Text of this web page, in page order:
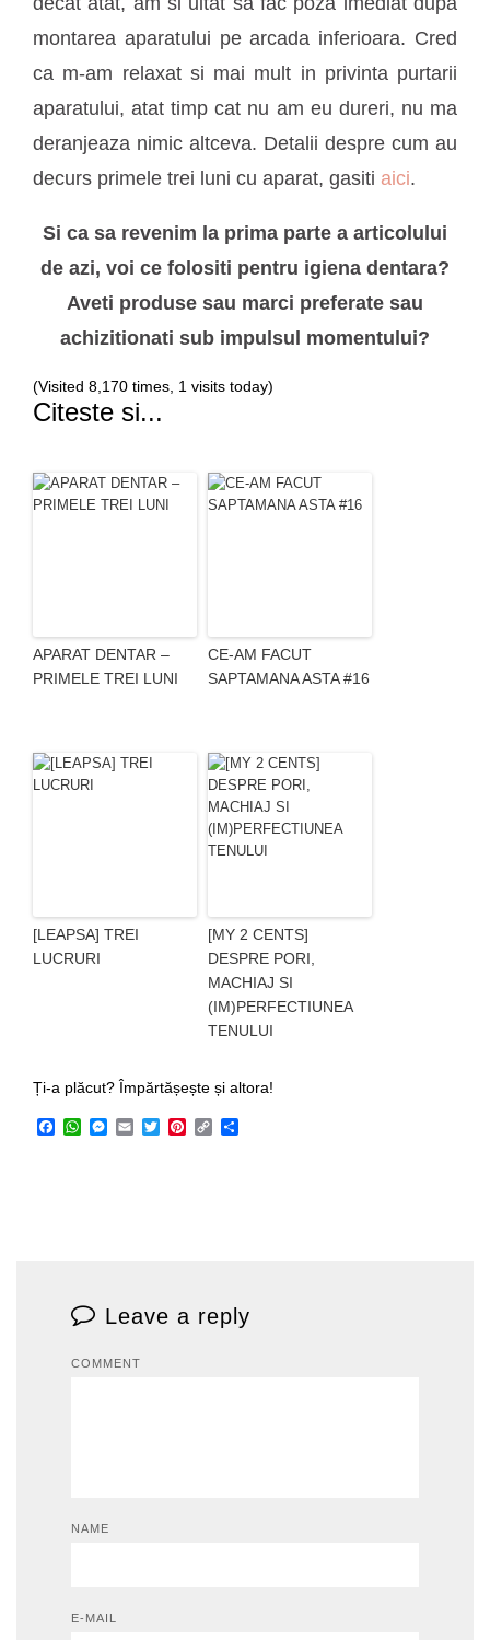
montarea aparatului pe arcada inferioara. Cred
ca m-am relaxat si mai mult in privinta purtarii
aparatului, atat timp cat nu am eu dureri, nu ma
deranjeaza nimic altceva. Detalii despre cum au
decurs primele trei luni cu aparat, gasiti aici.
Si ca sa revenim la prima parte a articolului
de azi, voi ce folositi pentru igiena dentara?
Aveti produse sau marci preferate sau
achizitionati sub impulsul momentului?
(Visited 8,170 times, 1 visits today)
Citeste si...
APARAT DENTAR –
PRIMELE TREI LUNI
CE-AM FACUT
SAPTAMANA ASTA #16
[LEAPSA] TREI
LUCRURI
[MY 2 CENTS]
DESPRE PORI,
MACHIAJ SI
(IM)PERFECTIUNEA
TENULUI
Ți-a plăcut? Împărtășește și altora!
Facebook
WhatsApp
Messenger
EmailTwitterPinterest
Copy
Leave a reply
COMMENT
NAME
E-MAIL